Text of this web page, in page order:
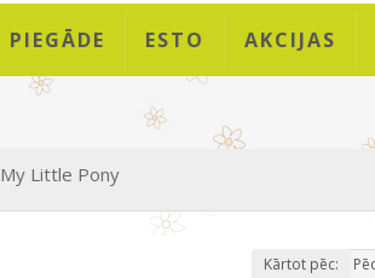
PIEGĀDE ESTO AKCIJAS
My Little Pony
Kārtot pēc: